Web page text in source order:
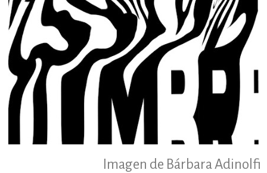
Imagen de Bárbara Adinolfi